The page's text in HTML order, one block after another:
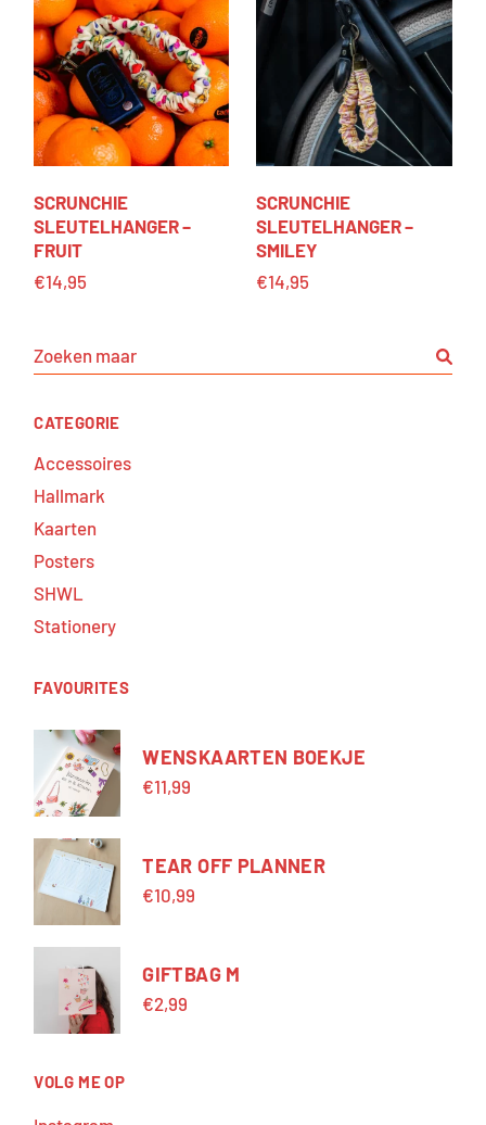
€14,95
SCRUNCHIE
SLEUTELHANGER –
FRUIT
€14,95
SCRUNCHIE
SLEUTELHANGER –
SMILEY
CATEGORIE
Accessoires
Hallmark
Kaarten
Posters
SHWL
Stationery
FAVOURITES
WENSKAARTEN BOEKJE
€11,99
TEAR OFF PLANNER
€10,99
GIFTBAG M
€2,99
VOLG ME OP